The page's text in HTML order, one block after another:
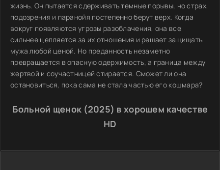
жизнь. Он пытается сдерживать темные порывы, но страх,
подозрения и паранойя постепенно берут верх. Когда
вокруг появляются угрозы разоблачения, она все
сильнее цепляется за их отношения и решает защищать
мужа любой ценой. Но преданность незаметно
превращается в опасную одержимость, а граница между
жертвой и соучастницей стирается. Сможет ли она
остановиться, пока сама не стала частью его кошмара?
Больной щенок (2025) в хорошем качестве
HD